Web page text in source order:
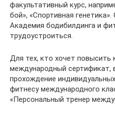
факультативный курс,
бой», «Спортивная
Академия бодибилдинга и
трудоустроиться.
Для тех, кто хочет повысить
международный сертификат,
прохождение
фитнесу международного
«Персональный тренер